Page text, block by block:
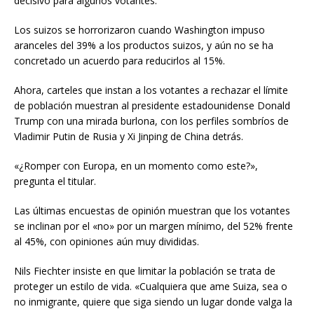
Los suizos se horrorizaron cuando Washington impuso
aranceles del 39% a los productos suizos, y aún no se ha
concretado un acuerdo para reducirlos al 15%.
Ahora, carteles que instan a los votantes a rechazar el límite
de población muestran al presidente estadounidense Donald
Trump con una mirada burlona, con los perfiles sombríos de
Vladimir Putin de Rusia y Xi Jinping de China detrás.
«¿Romper con Europa, en un momento como este?»,
pregunta el titular.
Las últimas encuestas de opinión muestran que los votantes
se inclinan por el «no» por un margen mínimo, del 52% frente
al 45%, con opiniones aún muy divididas.
Nils Fiechter insiste en que limitar la población se trata de
proteger un estilo de vida. «Cualquiera que ame Suiza, sea o
no inmigrante, quiere que siga siendo un lugar donde valga la